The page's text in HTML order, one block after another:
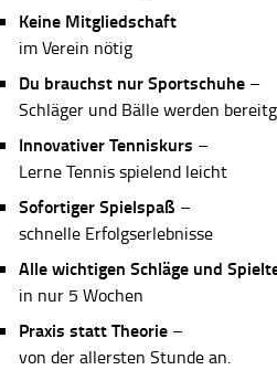
Keine Mitgliedschaft
im Verein nötig
Du brauchst nur Sportschuhe –
Schläger und Bälle werden
Innovativer Tenniskurs –
Lerne Tennis spielend leicht
Sofortiger Spielspaß –
schnelle Erfolgserlebnisse
Alle wichtigen Schläge und
in nur 5 Wochen
Praxis statt Theorie –
von der allersten Stunde an.